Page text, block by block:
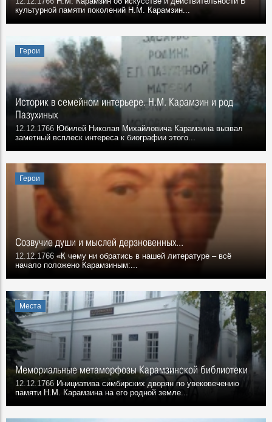
культурной памяти поколений Н.М. Карамзин...
Герои
Историк в семейном интерьере. Н.М. Карамзин и род
Пазухиных
12.12.1766 Юбилей Николая Михайловича Карамзина вызвал
заметный всплеск интереса к биографии этого...
Герои
Созвучие души и мыслей дерзновенных...
12.12.1766 «К чему ни обратись в нашей литературе – всё
начало положено Карамзиным:...
Места
Мемориальные метаморфозы Карамзинской библиотеки
12.12.1766 Инициатива симбирских дворян по увековечению
памяти Н.М. Карамзина на его родной земле...